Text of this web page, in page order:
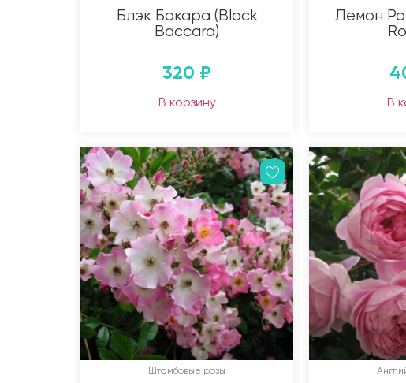
Блэк Бакара (Black
Baccara)
320 ₽
В корзину
Лемон
В
Штамбовые розы